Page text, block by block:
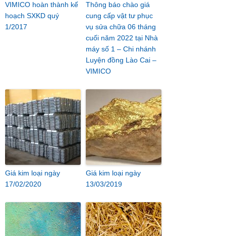
VIMICO hoàn thành kế
hoạch SXKD quý
1/2017
Thông báo chào giá
cung cấp vật tư phục
vụ sửa chữa 06 tháng
cuối năm 2022 tại Nhà
máy số 1 – Chi nhánh
Luyện đồng Lào Cai –
VIMICO
Giá kim loại ngày
17/02/2020
Giá kim loại ngày
13/03/2019